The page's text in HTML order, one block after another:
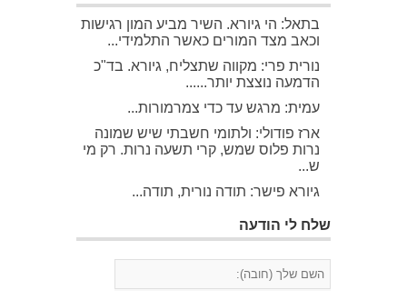
בתאל: הי גיורא. השיר מביע המון רגישות
וכאב מצד המורים כאשר התלמידי...
נורית פרי: מקווה שתצליח, גיורא. בד"כ
הדמעה נוצצת יותר......
עמית: מרגש עד כדי צמרמורות...
ארז פודולי: ולתומי חשבתי שיש שמונה
נרות פלוס שמש, קרי תשעה נרות. רק מי
ש...
גיורא פישר: תודה נורית, תודה...
שלח לי הודעה